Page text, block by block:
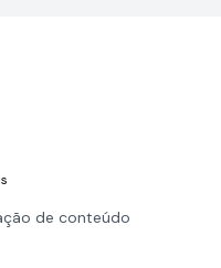
de conteúdo